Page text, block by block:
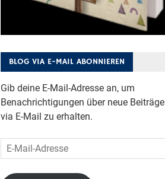
BLOG VIA E-MAIL ABONNIEREN
Gib deine E-Mail-Adresse an, um
Benachrichtigungen über neue Beiträge
via E-Mail zu erhalten.
E-
Mail-
Adresse